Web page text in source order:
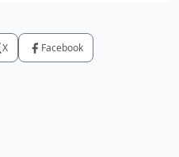
X Facebook